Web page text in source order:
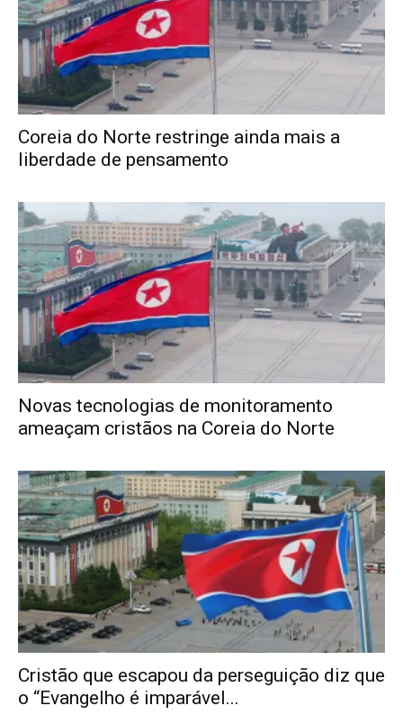
Coreia do Norte restringe ainda mais a
liberdade de pensamento
Novas tecnologias de monitoramento
ameaçam cristãos na Coreia do Norte
Cristão que escapou da perseguição diz que
o “Evangelho é imparável...